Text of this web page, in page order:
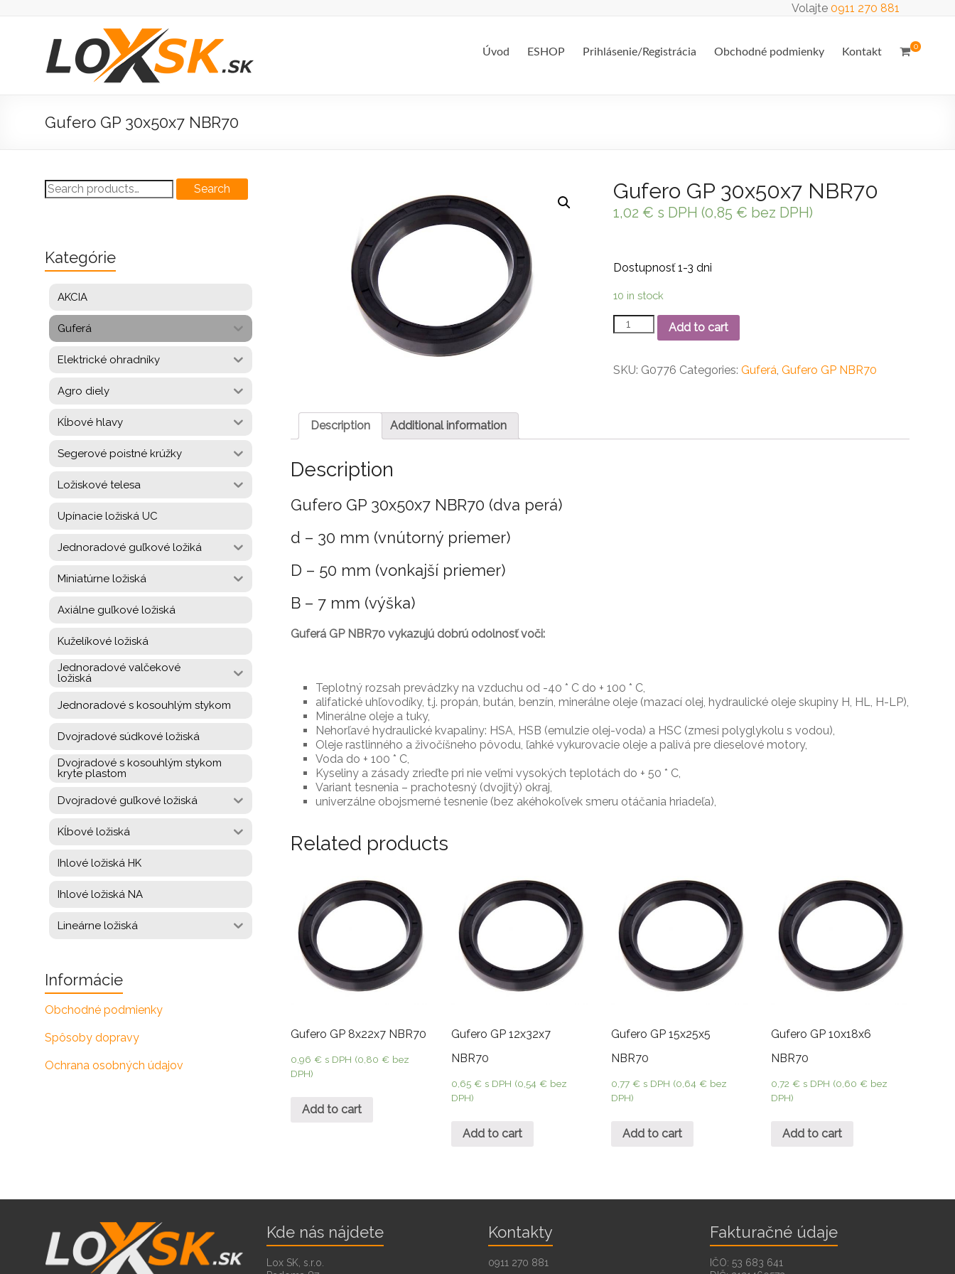
Volajte 0911 270 881
Loxsk
predaj
0
Úvod ESHOP Prihlásenie/Registrácia Obchodné podmienky Kontakt
Gufero GP 30x50x7 NBR70
Gufero GP 30x50x7 NBR70
1,02 € s DPH (0,85 € bez DPH)
Dostupnosť 1-3 dni
10 in stock
Gufero
GP
NBR70
Add to cart
SKU: G0776 Categories: Guferá Gufero GP NBR70
Description Additional information
Description
Gufero GP 30x50x7 NBR70 (dva perá)
d – 30 mm (vnútorný priemer)
D – 50 mm (vonkajší priemer)
B – 7 mm (výška)
Guferá GP NBR70 vykazujú dobrú odolnosť voči:
Teplotný rozsah prevádzky na vzduchu od -40 * C do + 100 * C,
alifatické uhľovodíky, t.j. propán, bután, benzín, minerálne oleje (mazací olej, hydraulické oleje skupiny H, HL, H-LP),
Minerálne oleje a tuky,
Nehorľavé hydraulické kvapaliny: HSA, HSB (emulzie olej-voda) a HSC (zmesi polyglykolu s vodou),
Oleje rastlinného a živočíšneho pôvodu, ľahké vykurovacie oleje a palivá pre dieselové motory,
Voda do + 100 * C,
Kyseliny a zásady zrieďte pri nie veľmi vysokých teplotách do + 50 * C,
Variant tesnenia – prachotesný (dvojitý) okraj,
univerzálne obojsmerné tesnenie (bez akéhokoľvek smeru otáčania hriadeľa),
Related products
Gufero GP 8x22x7 NBR70
0,96€ s DPH (0,80€ bez
DPH)
Add to cart
Gufero GP 12x32x7
NBR70
0,65 € s DPH (0,54 €bez
DPH)
Add to cart
Gufero GP 15x25x5
NBR70
0,77 € s DPH (0,64 €bez
DPH)
Add to cart
Gufero GP 10x18x6
NBR70
0,72€ s DPH (0,60€ bez
DPH)
Add to cart
Search
for:
Search
Kategórie
AKCIA
Guferá
Elektrické ohradníky
Agro diely
Kĺbové hlavy
Segerové poistné krúžky
Ložiskové telesa
Upínacie ložiská UC
Jednoradové guľkové ložiká
Miniatúrne ložiská
Axiálne guľkové ložiská
Kuželíkové ložiská
Jednoradové valčekové
ložiská
Jednoradové s kosouhlým stykom
Dvojradové súdkové ložiská
Dvojradové s kosouhlým stykom
kryte plastom
Dvojradové guľkové ložiská
Kĺbové ložiská
Ihlové ložiská HK
Ihlové ložiská NA
Lineárne ložiská
Informácie
Obchodné podmienky
Spôsoby dopravy
Ochrana osobných údajov
Kde nás nájdete
Lox SK, s.r.o.
Kontakty
0911 270 881
Fakturačné údaje
IČO: 53 683 641